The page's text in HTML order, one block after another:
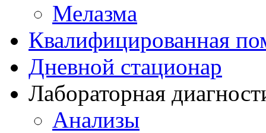
Мелазма
Квалифицированная
Дневной стационар
Лабораторная
Анализы